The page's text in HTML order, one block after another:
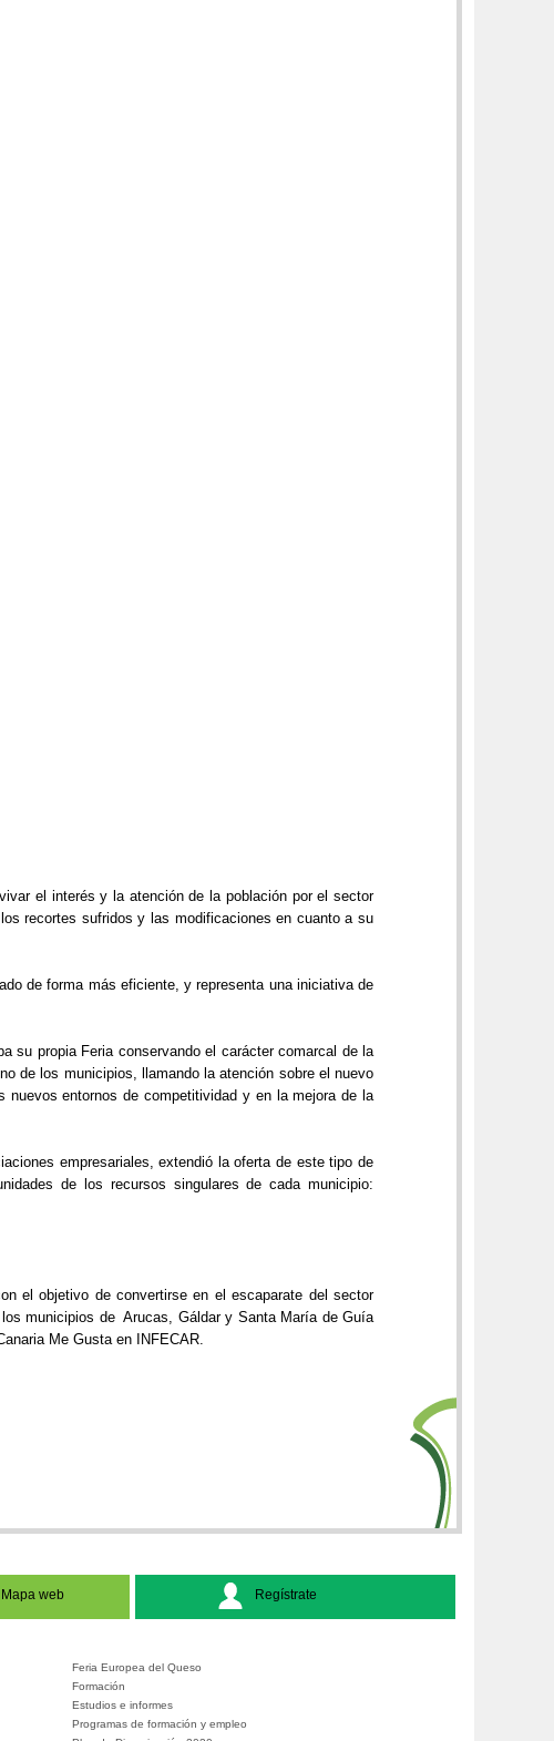
el interés y la atención de la población por el sector
recortes sufridos y las modificaciones en cuanto a su
de forma más eficiente, y representa una iniciativa de
su propia Feria conservando el carácter comarcal de la
de los municipios, llamando la atención sobre el nuevo
entornos de competitividad y en la mejora de la
empresariales, extendió la oferta de este tipo de
de los recursos singulares de cada municipio:
el objetivo de convertirse en el escaparate del sector
municipios de Arucas, Gáldar y Santa María de Guía
Me Gusta en INFECAR.
Mapa web Regístrate
Feria Europea del Queso
Formación
Estudios e informes
Programas de formación y empleo